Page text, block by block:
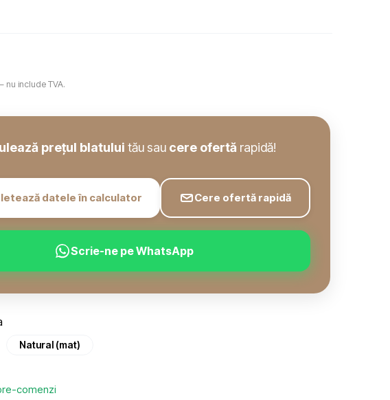
nu include TVA.
prețul blatului tău sau cere ofertă rapidă!
datele în calculator Cere ofertă rapidă
Scrie-ne pe WhatsApp
Natural (mat)
comenzi